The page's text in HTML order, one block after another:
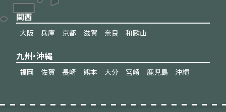
関西
大阪 兵庫 京都 滋賀 奈良 和歌山
九州・沖縄
福岡 佐賀 長崎 熊本 大分 宮崎 鹿児島 沖縄